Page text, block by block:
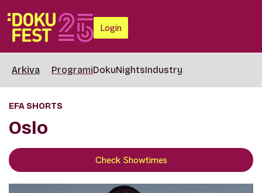
Login
Arkiva ProgramiDokuNightsIndustry
EFA SHORTS
Oslo
Check Showtimes